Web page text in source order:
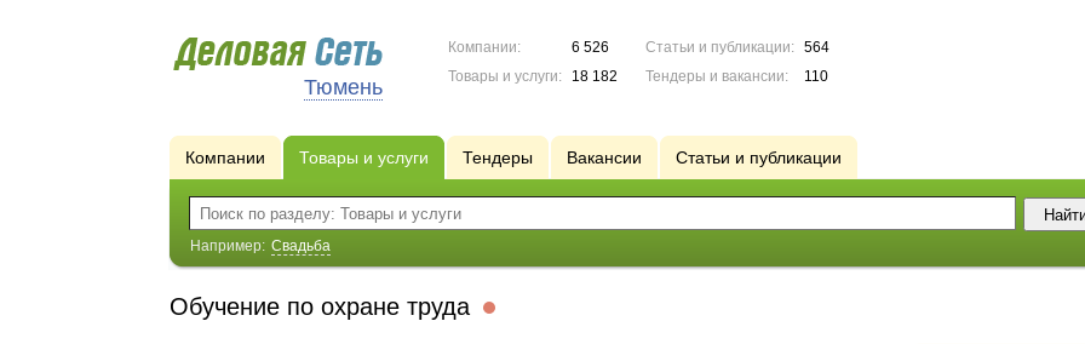
Тюмень
Компании:
6 526
Товары и услуги:
18 182
Статьи и публикации:
564
Тендеры и вакансии:
110
Компании Товары и услуги Тендеры Вакансии Статьи и публикации
Например: Свадьба
Обучение по охране труда